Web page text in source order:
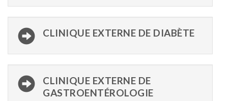
CLINIQUE EXTERNE DE DIABÈTE
CLINIQUE EXTERNE DE
GASTROENTÉROLOGIE